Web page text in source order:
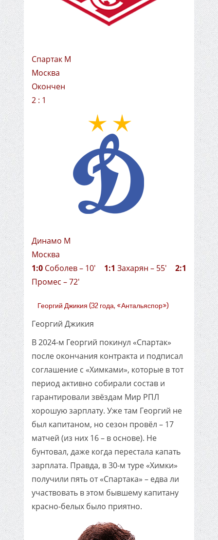
Спартак М
Москва
Окончен
2 : 1
Динамо М
Москва
1:0 Соболев – 10' 1:1 Захарян – 55' 2:1
Промес – 72'
Георгий Джикия (32 года, «Антальяспор»)
Георгий Джикия
В 2024-м Георгий покинул «Спартак»
после окончания контракта и подписал
соглашение с «Химками», которые в тот
период активно собирали состав и
гарантировали звёздам Мир РПЛ
хорошую зарплату. Уже там Георгий не
был капитаном, но сезон провёл – 17
матчей (из них 16 – в основе). Не
бунтовал, даже когда перестала капать
зарплата. Правда, в 30-м туре «Химки»
получили пять от «Спартака» – едва ли
участвовать в этом бывшему капитану
красно-белых было приятно.